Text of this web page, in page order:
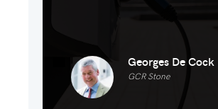
Georges De Cock
GCR Stone